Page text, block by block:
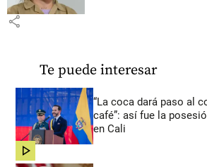
share
Te puede interesar
“La coca dará paso al
café”: así fue la
en Cali
share